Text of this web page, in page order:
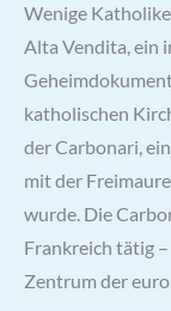
Wenige
Alta Vendita, ein
katholischen
der Carbonari,
mit der
wurde. Die
Frankreich tätig
Zentrum der